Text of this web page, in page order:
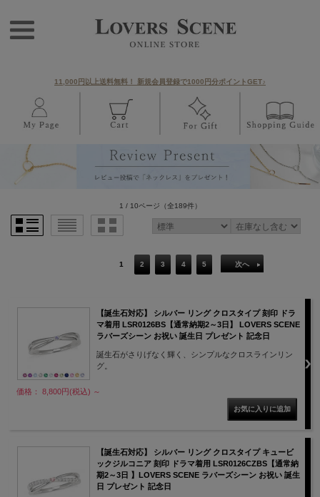
11,000円以上送料無料！ 新規会員登録で1000円分ポイントGET♪
1 / 10ページ （全189件）
1 2 3 4 5 次へ
【誕生石対応】 シルバー リング クロスタイプ 刻印 ドラ
マ着用 LSR0126BS【通常納期2～3日】 LOVERS SCENE
ラバーズシーン お祝い 誕生日 プレゼント 記念日
誕生石がさりげなく輝く、シンプルなクロスラインリン
グ。
価格： 8,800円(税込) ～
【誕生石対応】 シルバー リング クロスタイプ キュービ
ックジルコニア 刻印 ドラマ着用 LSR0126CZBS【通常納
期2～3日 】LOVERS SCENE ラバーズシーン お祝い 誕生
日 プレゼント 記念日